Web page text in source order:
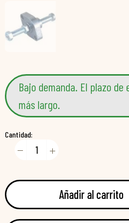
Bajo demanda. El plazo
más largo.
Cantidad:
Añadir al carrito